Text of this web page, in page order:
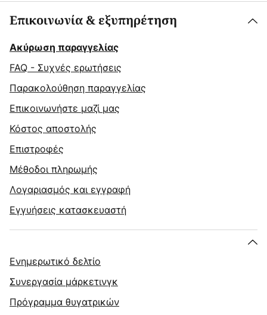
Επικοινωνία & εξυπηρέτηση
Ακύρωση παραγγελίας
FAQ - Συχνές ερωτήσεις
Παρακολούθηση παραγγελίας
Επικοινωνήστε μαζί μας
Κόστος αποστολής
Επιστροφές
Μέθοδοι πληρωμής
Λογαριασμός και εγγραφή
Εγγυήσεις κατασκευαστή
Ενημερωτικό δελτίο
Συνεργασία μάρκετινγκ
Πρόγραμμα θυγατρικών